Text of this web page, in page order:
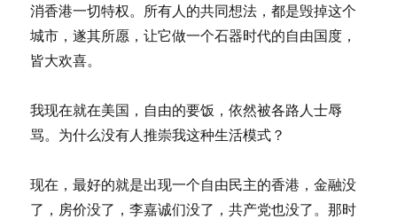
消香港一切特权。所有人的共同想法，都是毁掉这个
城市，遂其所愿，让它做一个石器时代的自由国度，
皆大欢喜。
我现在就在美国，自由的要饭，依然被各路人士辱
骂。为什么没有人推崇我这种生活模式？
现在，最好的就是出现一个自由民主的香港，金融没
了，房价没了，李嘉诚们没了，共产党也没了。那时